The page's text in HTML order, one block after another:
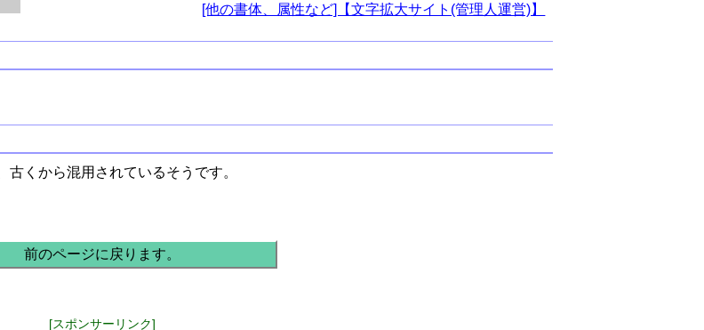
[他の書体、属性など]【文字拡大サイト(管理人運営)】
古くから混用されているそうです。
前のページに戻ります。
[スポンサーリンク]